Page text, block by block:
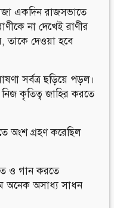
একদিন রাজসভাতে
না দেখেই রাণীর
তাকে দেওয়া হবে
সর্বত্র ছড়িয়ে পড়ল।
কৃতিত্ব জাহির করতে
অংশ গ্রহণ করেছিল
ও গান করতে
অনেক অসাধ্য সাধন